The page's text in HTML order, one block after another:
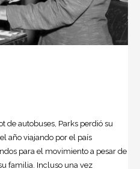
de autobuses, Parks perdió su
año viajando por el país
para el movimiento a pesar de
familia. Incluso una vez